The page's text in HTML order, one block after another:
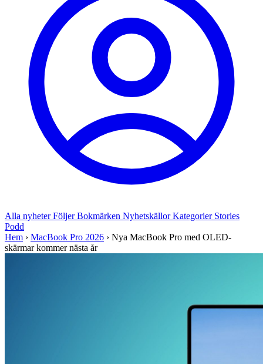
Alla nyheterFöljerBokmärken NyhetskällorKategorier Stories
Podd
Hem › MacBook Pro 2026 › Nya MacBook Pro med OLED-
skärmar kommer nästa år